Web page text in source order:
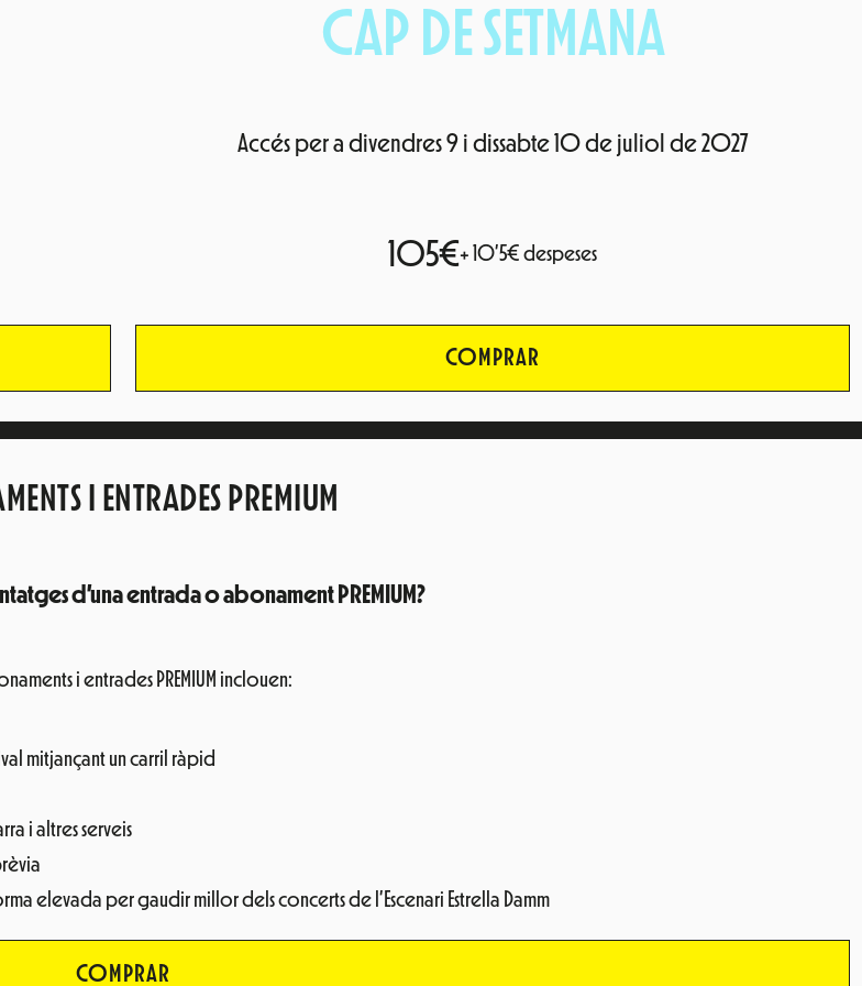
CAP DE SETMANA
Accés per a divendres 9 i dissabte 10 de juliol de 2027
105€+ 10’5€ despeses
COMPRAR
I ENTRADES PREMIUM
d’una entrada o abonament PREMIUM?
i entrades PREMIUM inclouen:
mitjançant un carril ràpid
i altres serveis
elevada per gaudir millor dels concerts de l’Escenari Estrella Damm
COMPRAR